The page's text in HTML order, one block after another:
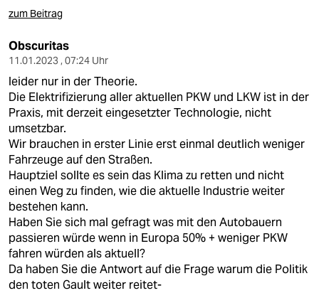
zum Beitrag
Obscuritas
11.01.2023 , 07:24 Uhr
leider nur in der Theorie.
Die Elektrifizierung aller aktuellen PKW und LKW ist in der
Praxis, mit derzeit eingesetzter Technologie, nicht
umsetzbar.
Wir brauchen in erster Linie erst einmal deutlich weniger
Fahrzeuge auf den Straßen.
Hauptziel sollte es sein das Klima zu retten und nicht
einen Weg zu finden, wie die aktuelle Industrie weiter
bestehen kann.
Haben Sie sich mal gefragt was mit den Autobauern
passieren würde wenn in Europa 50% + weniger PKW
fahren würden als aktuell?
Da haben Sie die Antwort auf die Frage warum die Politik
den toten Gault weiter reitet-